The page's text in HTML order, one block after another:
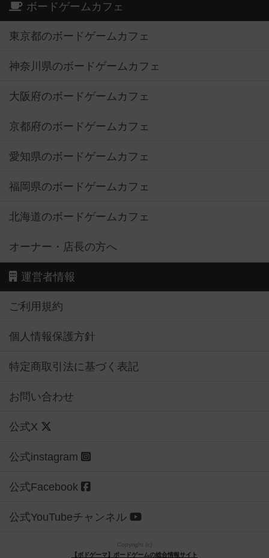
ボードゲームカフェ
東京都のボードゲームカフェ
神奈川県のボードゲームカフェ
大阪府のボードゲームカフェ
京都府のボードゲームカフェ
愛知県のボードゲームカフェ
福岡県のボードゲームカフェ
北海道のボードゲームカフェ
オーナー・店長の方へ
運営者情報
ご利用規約
個人情報保護方針
特定商取引法に基づく表記
お問い合わせ
公式X
公式instagram
公式Facebook
公式YouTubeチャンネル
Copyright (c)
【ボドゲーマ】ボードゲームの総合情報サイト